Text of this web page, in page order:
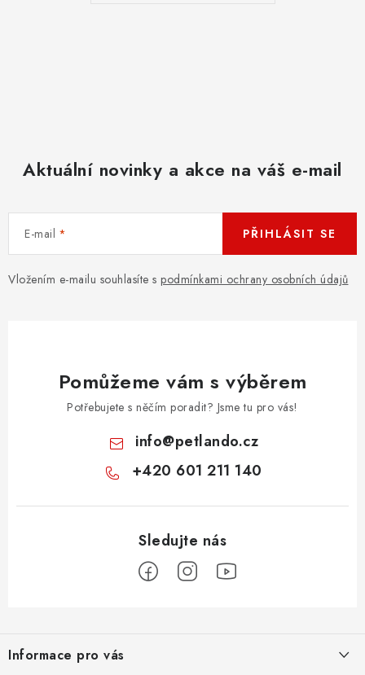
Aktuální novinky a akce na váš e-mail
E-mail
Vložením e-mailu souhlasíte s podmínkami ochrany osobních údajů
PŘIHLÁSIT SE
Pomůžeme vám s výběrem
Potřebujete s něčím poradit? Jsme tu pro vás!
info@petlando.cz
+420 601 211 140
pInformace pro vás